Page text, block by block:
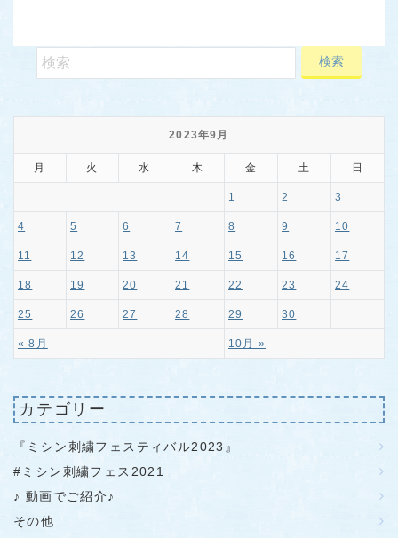
2023年9月
月 火 水 木 金 土 日
« 8月 10月 »
1 2 3
4 5 6 7 8 9 10
11 12 13 14 15 16 17
18 19 20 21 22 23 24
25 26 27 28 29 30
カテゴリー
『ミシン刺繍フェスティバル2023』
#ミシン刺繍フェス2021
♪ 動画でご紹介♪
その他